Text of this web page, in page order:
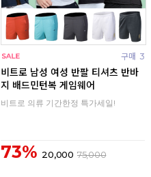
구매 3
비트로 남성 여성 반팔 티셔츠 반바
지 배드민턴복 게임웨어
비트로 의류 기간한정 특가세일!
73% 20,000 75,000